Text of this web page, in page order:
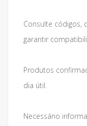
Consulte códigos,
garantir
Produtos
dia útil.
Necessário